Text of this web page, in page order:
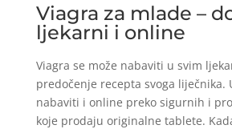
Viagra za mlade –
ljekarni i online
Viagra se može nabaviti u svim
predočenje recepta svoga liječnika.
nabaviti i online preko sigurnih i
koje prodaju originalne tablete.